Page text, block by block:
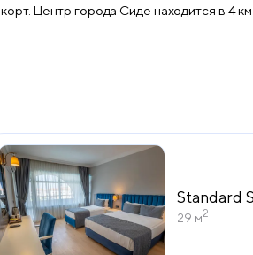
Центр города Сиде находится в 4
Standard
29 м2